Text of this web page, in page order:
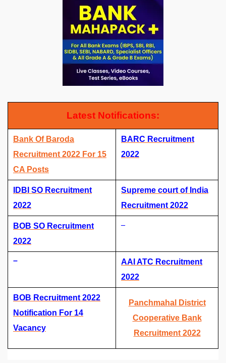
Latest Notifications:
Bank Of Baroda
Recruitment 2022 For 15
CA Posts
BARC Recruitment
2022
IDBI SO Recruitment
2022
Supreme court of India
Recruitment 2022
BOB SO Recruitment
2022
–
–
AAI ATC Recruitment
2022
BOB Recruitment 2022
Notification For 14
Vacancy
Panchmahal District
Cooperative Bank
Recruitment 2022